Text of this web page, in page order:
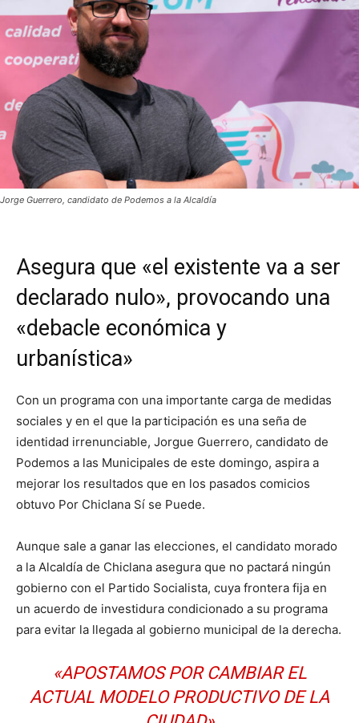
Jorge Guerrero, candidato de Podemos a la Alcaldía
Asegura que «el existente va a ser
declarado nulo», provocando una
«debacle económica y
urbanística»
Con un programa con una importante carga de medidas
sociales y en el que la participación es una seña de
identidad irrenunciable, Jorgue Guerrero, candidato de
Podemos a las Municipales de este domingo, aspira a
mejorar los resultados que en los pasados comicios
obtuvo Por Chiclana Sí se Puede.
Aunque sale a ganar las elecciones, el candidato morado
a la Alcaldía de Chiclana asegura que no pactará ningún
gobierno con el Partido Socialista, cuya frontera fija en
un acuerdo de investidura condicionado a su programa
para evitar la llegada al gobierno municipal de la derecha.
«APOSTAMOS POR CAMBIAR EL
ACTUAL MODELO PRODUCTIVO DE LA